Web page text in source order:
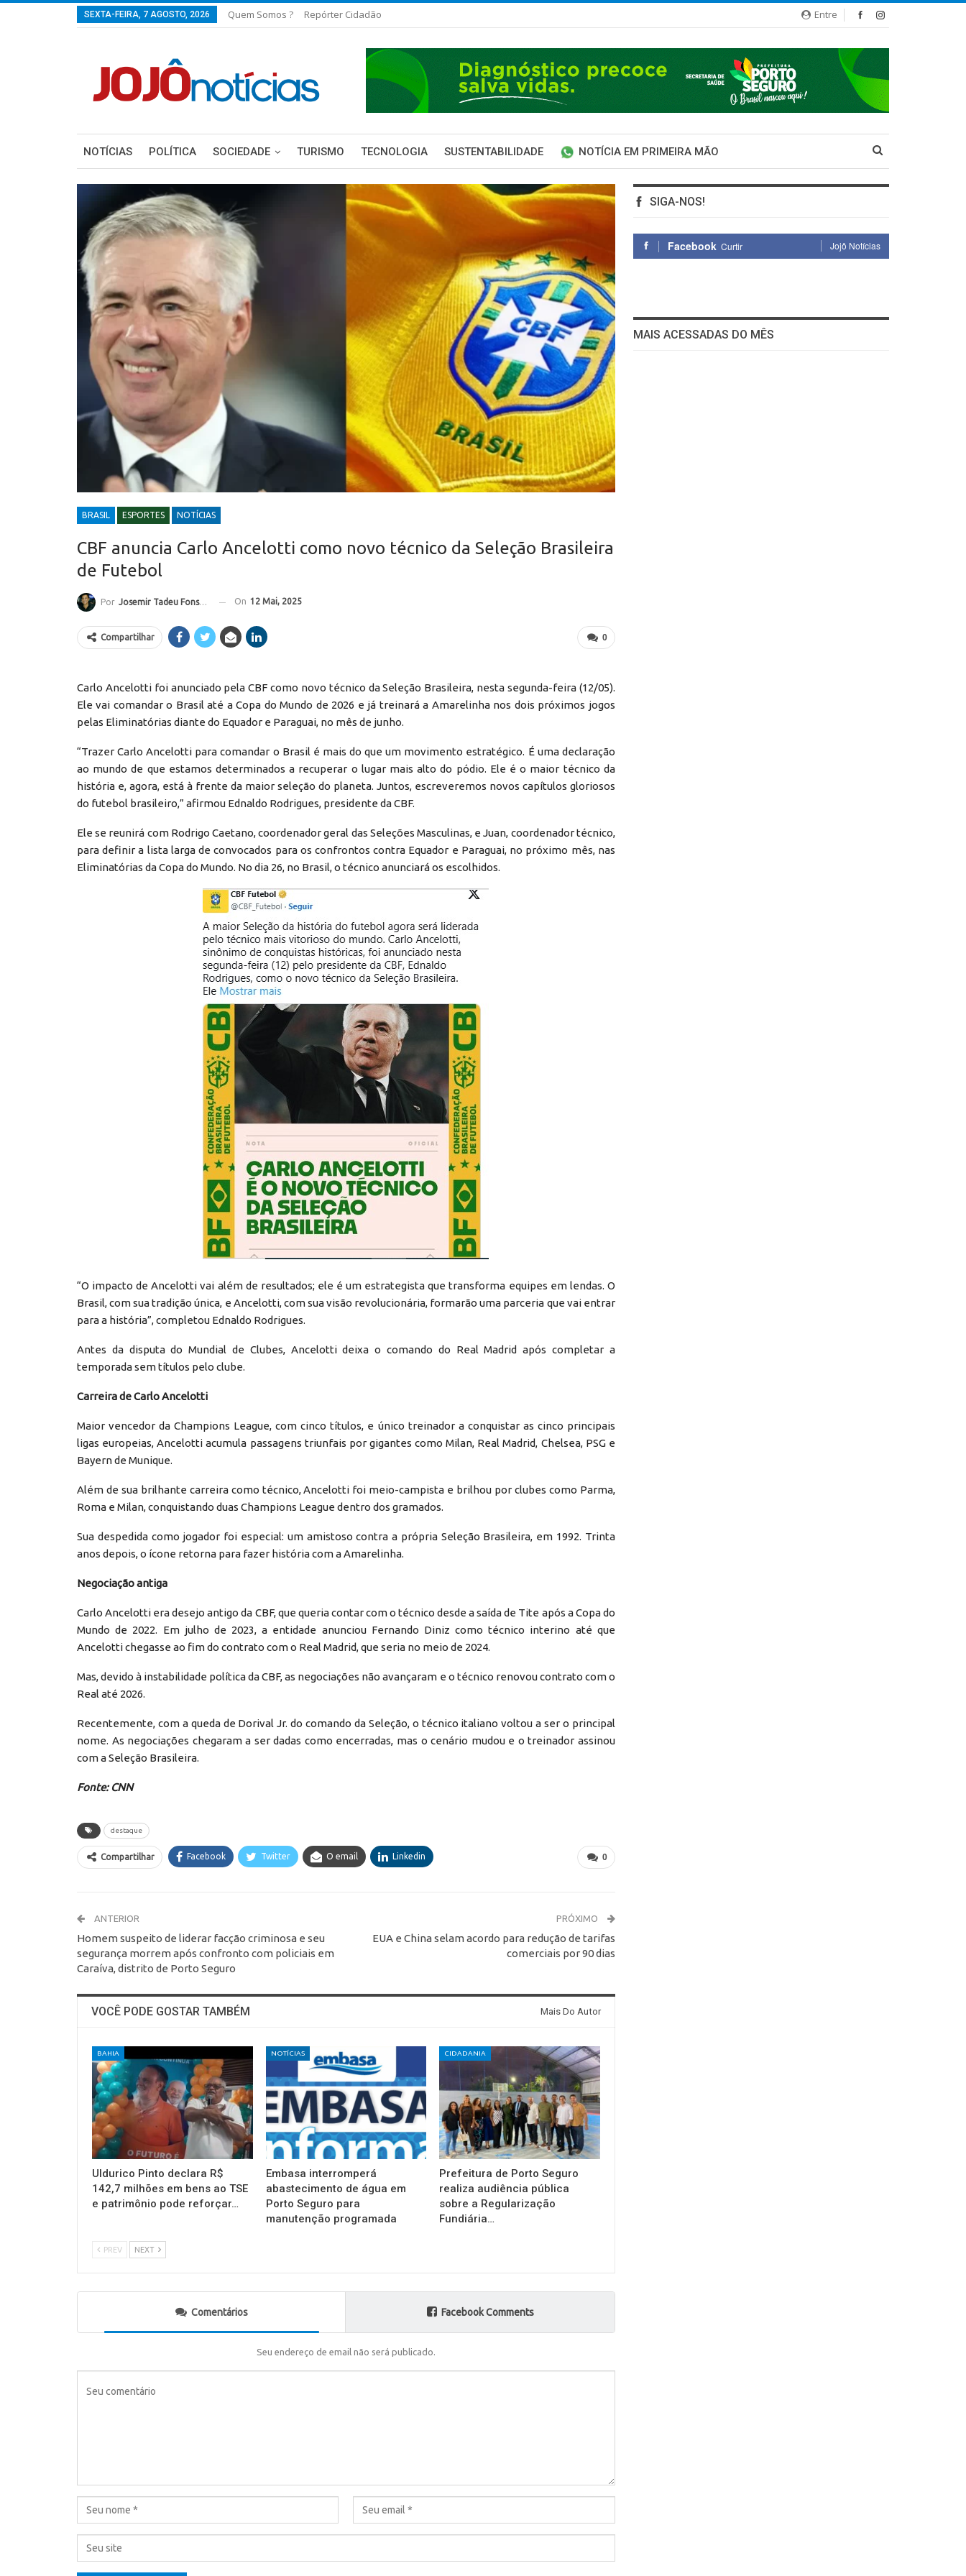
Entre
SEXTA-FEIRA, 7 AGOSTO, 2026 Quem Somos ? Repórter Cidadão
NOTÍCIAS POLÍTICA SOCIEDADE TURISMO TECNOLOGIA SUSTENTABILIDADE NOTÍCIA EM PRIMEIRA MÃO
BRASIL ESPORTES NOTÍCIAS
CBF anuncia Carlo Ancelotti como novo técnico da Seleção Brasileira
de Futebol
Por Josemir Tadeu Fonseca On 12 Mai, 2025
0
Compartilhar
Carlo Ancelotti foi anunciado pela CBF como novo técnico da Seleção Brasileira, nesta segunda-feira (12/05).
Ele vai comandar o Brasil até a Copa do Mundo de 2026 e já treinará a Amarelinha nos dois próximos jogos
pelas Eliminatórias diante do Equador e Paraguai, no mês de junho.
“Trazer Carlo Ancelotti para comandar o Brasil é mais do que um movimento estratégico. É uma declaração
ao mundo de que estamos determinados a recuperar o lugar mais alto do pódio. Ele é o maior técnico da
história e, agora, está à frente da maior seleção do planeta. Juntos, escreveremos novos capítulos gloriosos
do futebol brasileiro,” afirmou Ednaldo Rodrigues, presidente da CBF.
Ele se reunirá com Rodrigo Caetano, coordenador geral das Seleções Masculinas, e Juan, coordenador técnico,
para definir a lista larga de convocados para os confrontos contra Equador e Paraguai, no próximo mês, nas
Eliminatórias da Copa do Mundo. No dia 26, no Brasil, o técnico anunciará os escolhidos.
“O impacto de Ancelotti vai além de resultados; ele é um estrategista que transforma equipes em lendas. O
Brasil, com sua tradição única, e Ancelotti, com sua visão revolucionária, formarão uma parceria que vai entrar
para a história”, completou Ednaldo Rodrigues.
Antes da disputa do Mundial de Clubes, Ancelotti deixa o comando do Real Madrid após completar a
temporada sem títulos pelo clube.
Carreira de Carlo Ancelotti
Maior vencedor da Champions League, com cinco títulos, e único treinador a conquistar as cinco principais
ligas europeias, Ancelotti acumula passagens triunfais por gigantes como Milan, Real Madrid, Chelsea, PSG e
Bayern de Munique.
Além de sua brilhante carreira como técnico, Ancelotti foi meio-campista e brilhou por clubes como Parma,
Roma e Milan, conquistando duas Champions League dentro dos gramados.
Sua despedida como jogador foi especial: um amistoso contra a própria Seleção Brasileira, em 1992. Trinta
anos depois, o ícone retorna para fazer história com a Amarelinha.
Negociação antiga
Carlo Ancelotti era desejo antigo da CBF, que queria contar com o técnico desde a saída de Tite após a Copa do
Mundo de 2022. Em julho de 2023, a entidade anunciou Fernando Diniz como técnico interino até que
Ancelotti chegasse ao fim do contrato com o Real Madrid, que seria no meio de 2024.
Mas, devido à instabilidade política da CBF, as negociações não avançaram e o técnico renovou contrato com o
Real até 2026.
Recentemente, com a queda de Dorival Jr. do comando da Seleção, o técnico italiano voltou a ser o principal
nome. As negociações chegaram a ser dadas como encerradas, mas o cenário mudou e o treinador assinou
com a Seleção Brasileira.
Fonte: CNN
destaque
0
Compartilhar Facebook Twitter O email Linkedin
ANTERIOR
Homem suspeito de liderar facção criminosa e seu
segurança morrem após confronto com policiais em
Caraíva, distrito de Porto Seguro
PRÓXIMO
EUA e China selam acordo para redução de tarifas
comerciais por 90 dias
VOCÊ PODE GOSTAR TAMBÉM Mais Do Autor
BAHIA
Uldurico Pinto declara R$
142,7 milhões em bens ao TSE
e patrimônio pode reforçar…
NOTÍCIAS
Embasa interromperá
abastecimento de água em
Porto Seguro para
manutenção programada
CIDADANIA
Prefeitura de Porto Seguro
realiza audiência pública
sobre a Regularização
Fundiária…
PREV NEXT
Comentários Facebook Comments
Seu endereço de email não será publicado.
SIGA-NOS!
Facebook Curtir Jojô Notícias
MAIS ACESSADAS DO MÊS